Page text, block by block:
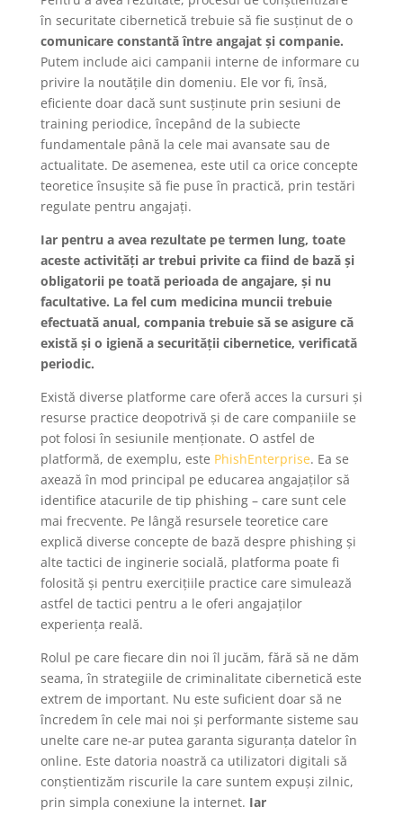
în securitate cibernetică trebuie să fie susținut de o
comunicare constantă între angajat și companie.
Putem include aici campanii interne de informare cu
privire la noutățile din domeniu. Ele vor fi, însă,
eficiente doar dacă sunt susținute prin sesiuni de
training periodice, începând de la subiecte
fundamentale până la cele mai avansate sau de
actualitate. De asemenea, este util ca orice concepte
teoretice însușite să fie puse în practică, prin testări
regulate pentru angajați.
Iar pentru a avea rezultate pe termen lung, toate
aceste activități ar trebui privite ca fiind de bază și
obligatorii pe toată perioada de angajare, și nu
facultative. La fel cum medicina muncii trebuie
efectuată anual, compania trebuie să se asigure că
există și o igienă a securității cibernetice, verificată
periodic.
Există diverse platforme care oferă acces la cursuri și
resurse practice deopotrivă și de care companiile se
pot folosi în sesiunile menționate. O astfel de
platformă, de exemplu, este PhishEnterprise. Ea se
axează în mod principal pe educarea angajaților să
identifice atacurile de tip phishing – care sunt cele
mai frecvente. Pe lângă resursele teoretice care
explică diverse concepte de bază despre phishing și
alte tactici de inginerie socială, platforma poate fi
folosită și pentru exercițiile practice care simulează
astfel de tactici pentru a le oferi angajaților
experiența reală.
Rolul pe care fiecare din noi îl jucăm, fără să ne dăm
seama, în strategiile de criminalitate cibernetică este
extrem de important. Nu este suficient doar să ne
încredem în cele mai noi și performante sisteme sau
unelte care ne-ar putea garanta siguranța datelor în
online. Este datoria noastră ca utilizatori digitali să
conștientizăm riscurile la care suntem expuși zilnic,
prin simpla conexiune la internet. Iar